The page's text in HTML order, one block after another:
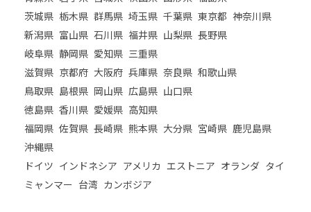
茨城県 栃木県 群馬県 埼玉県 千葉県 東京都 神奈川県
新潟県 富山県 石川県 福井県 山梨県 長野県
岐阜県 静岡県 愛知県 三重県
滋賀県 京都府 大阪府 兵庫県 奈良県 和歌山県
鳥取県 島根県 岡山県 広島県 山口県
徳島県 香川県 愛媛県 高知県
福岡県 佐賀県 長崎県 熊本県 大分県 宮崎県 鹿児島県
沖縄県
ドイツ インドネシア アメリカ エストニア オランダ タイ
ミャンマー 台湾 カンボジア